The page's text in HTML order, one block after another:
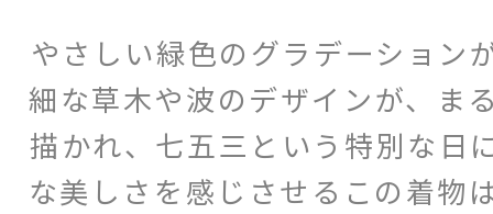
やさしい緑色のグラデーション
細な草木や波のデザインが、ま
描かれ、七五三という特別な日
な美しさを感じさせるこの着物